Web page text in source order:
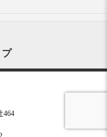
464